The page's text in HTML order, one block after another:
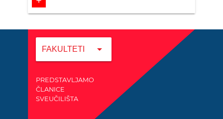
FAKULTETI arrow_drop_down
PREDSTAVLJAMO
ČLANICE
SVEUČILIŠTA